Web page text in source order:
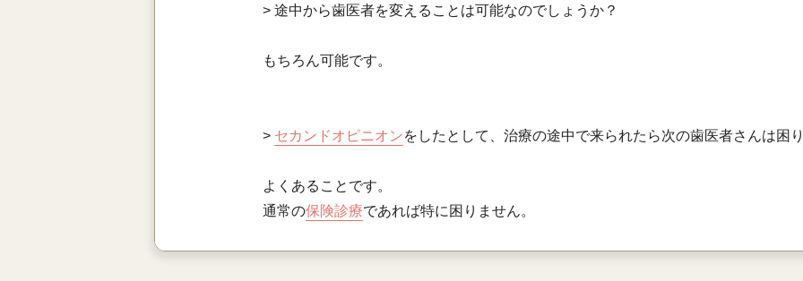
> 途中から歯医者を変えることは可能なのでしょうか？
もちろん可能です。
> セカンドオピニオンをしたとして、治療の途中で来られたら次の歯医者さんは困
よくあることです。
通常の保険診療であれば特に困りません。